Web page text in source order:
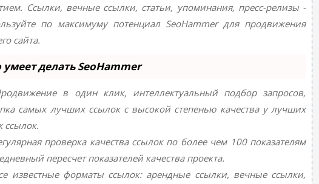
Ссылки, вечные ссылки, статьи, упоминания, пресс-релизы -
по максимуму потенциал SeoHammer для продвижения
сайта.
умеет делать SeoHammer
в один клик, интеллектуальный подбор запросов,
самых лучших ссылок с высокой степенью качества у лучших
ссылок.
проверка качества ссылок по более чем 100 показателям
пересчет показателей качества проекта.
известные форматы ссылок: арендные ссылки, вечные ссылки,